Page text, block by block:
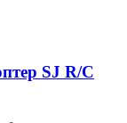
SJ R/C